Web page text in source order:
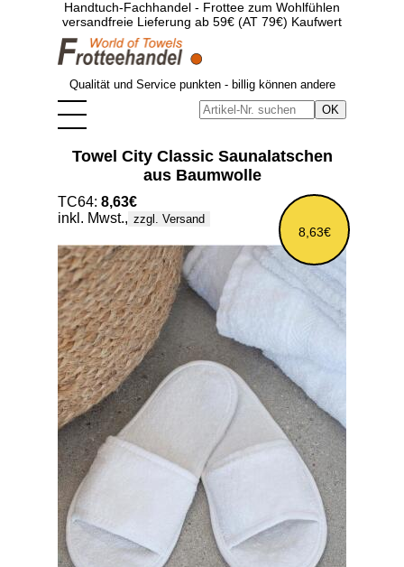
Handtuch-Fachhandel - Frottee zum Wohlfühlen
versandfreie Lieferung ab 59€ (AT 79€) Kaufwert
Qualität und Service punkten - billig können andere
Towel City Classic Saunalatschen
aus Baumwolle
8,63€
TC64: 8,63€
inkl. Mwst., zzgl. Versand